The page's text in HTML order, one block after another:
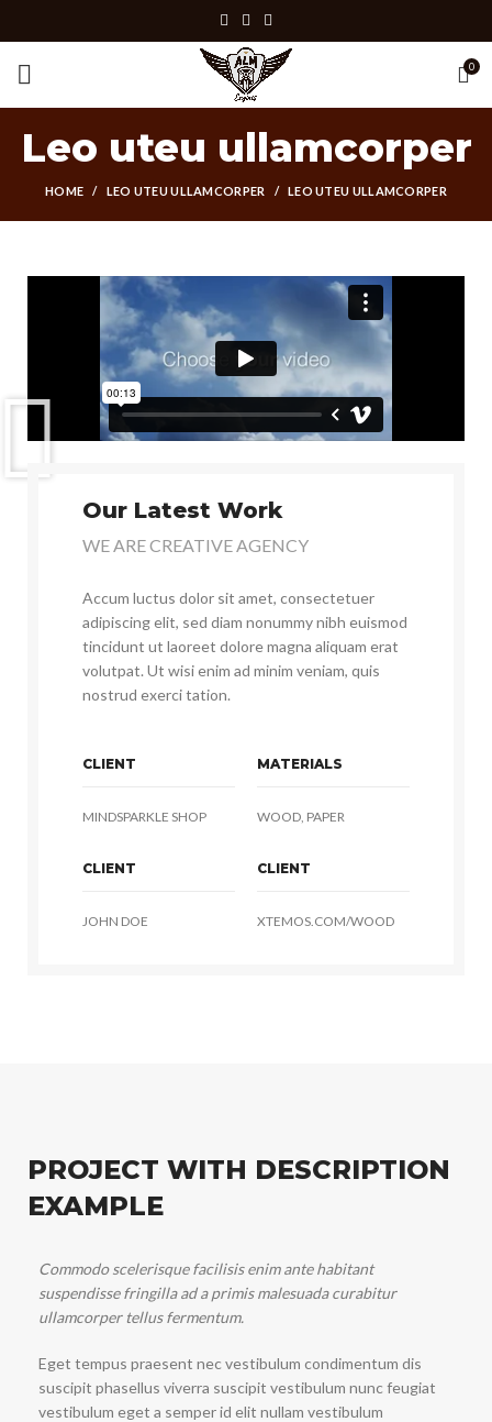
0
Leo uteu ullamcorper
HOME LEO UTEU ULLAMCORPER LEO UTEU ULLAMCORPER
Our Latest Work
WE ARE CREATIVE AGENCY
Accum luctus dolor sit amet, consectetuer
adipiscing elit, sed diam nonummy nibh euismod
tincidunt ut laoreet dolore magna aliquam erat
volutpat. Ut wisi enim ad minim veniam, quis
nostrud exerci tation.
CLIENT MATERIALS
MINDSPARKLE SHOP WOOD, PAPER
CLIENT CLIENT
JOHN DOE XTEMOS.COM/WOOD
PROJECT WITH DESCRIPTION
EXAMPLE
Commodo scelerisque facilisis enim ante habitant
suspendisse fringilla ad a primis malesuada curabitur
ullamcorper tellus fermentum.
Eget tempus praesent nec vestibulum condimentum dis
suscipit phasellus viverra suscipit vestibulum nunc feugiat
vestibulum eget a semper id elit nullam vestibulum